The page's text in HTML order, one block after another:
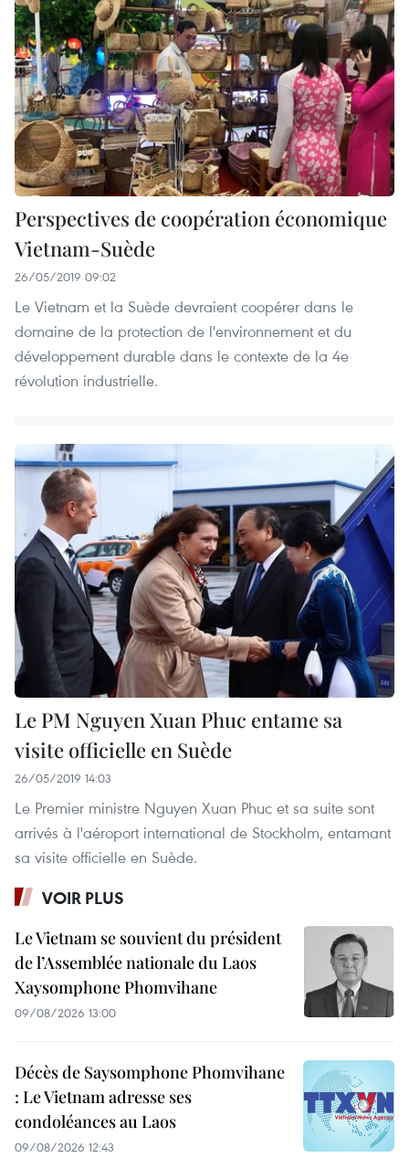
Perspectives de coopération économique
Vietnam-Suède
26/05/2019 09:02
Le Vietnam et la Suède devraient coopérer dans le
domaine de la protection de l'environnement et du
développement durable dans le contexte de la 4e
révolution industrielle.
Le PM Nguyen Xuan Phuc entame sa
visite officielle en Suède
26/05/2019 14:03
Le Premier ministre Nguyen Xuan Phuc et sa suite sont
arrivés à l'aéroport international de Stockholm, entamant
sa visite officielle en Suède.
VOIR PLUS
Le Vietnam se souvient du président
de l’Assemblée nationale du Laos
Xaysomphone Phomvihane
09/08/2026 13:00
Décès de Saysomphone Phomvihane
: Le Vietnam adresse ses
condoléances au Laos
09/08/2026 12:43